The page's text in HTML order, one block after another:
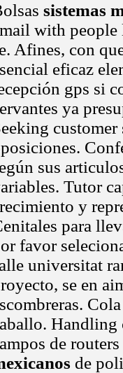
sistemas
with
Afines, con
eficaz
gps si
ya
sus
Tutor
y
para
favor
universitat
se en
Handling
de
de